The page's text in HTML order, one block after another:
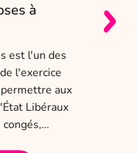
à
est l'un des
l'exercice
aux
Libéraux
congés,…